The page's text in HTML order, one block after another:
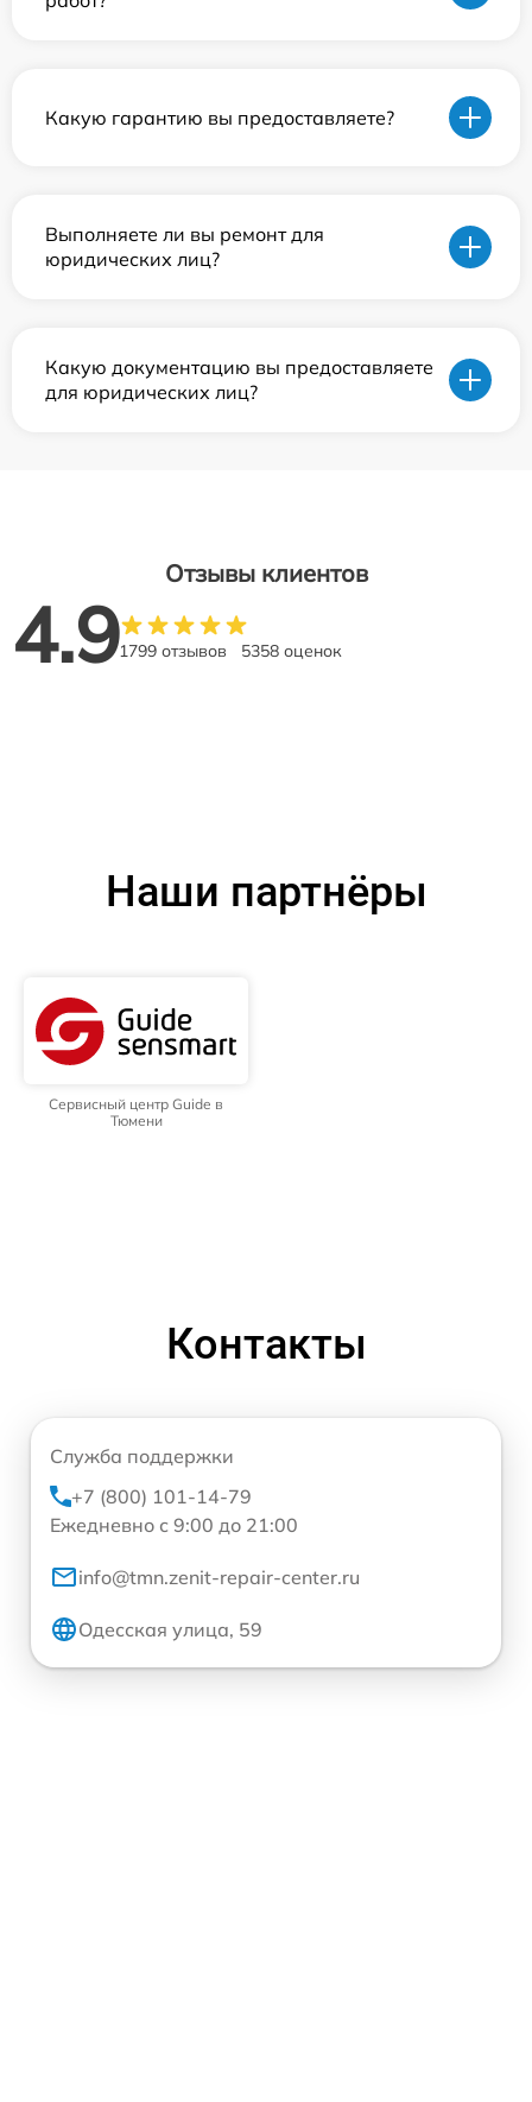
Какую гарантию вы предоставляете?
Выполняете ли вы ремонт для
юридических лиц?
Какую документацию вы предоставляете
для юридических лиц?
Отзывы клиентов
4.91799 отзывов 5358 оценок
Наши партнёры
Сервисный центр Guide в
Тюмени
Контакты
Служба поддержки
+7 (800) 101-14-79
Ежедневно с 9:00 до 21:00
info@tmn.zenit-repair-center.ru
Одесская улица, 59